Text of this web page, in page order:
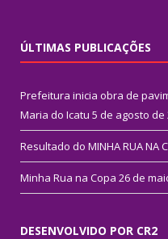
ÚLTIMAS PUBLICAÇÕES
Prefeitura inicia obra de
Maria do Icatu 5 de agosto de
Resultado do MINHA RUA NA
Minha Rua na Copa 26 de
DESENVOLVIDO POR CR2